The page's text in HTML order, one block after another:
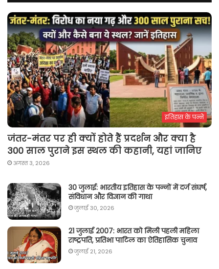
इतिहास के पन्ने
जंतर-मंतर पर ही क्यों होते हैं प्रदर्शन और क्या है
300 साल पुराने इस स्थल की कहानी, यहां जानिए
अगस्त 3, 2026
30 जुलाई: भारतीय इतिहास के पन्नों में दर्ज संघर्ष,
संविधान और विज्ञान की गाथा
जुलाई 30, 2026
21 जुलाई 2007: भारत को मिली पहली महिला
राष्ट्रपति, प्रतिभा पाटिल का ऐतिहासिक चुनाव
जुलाई 21, 2026